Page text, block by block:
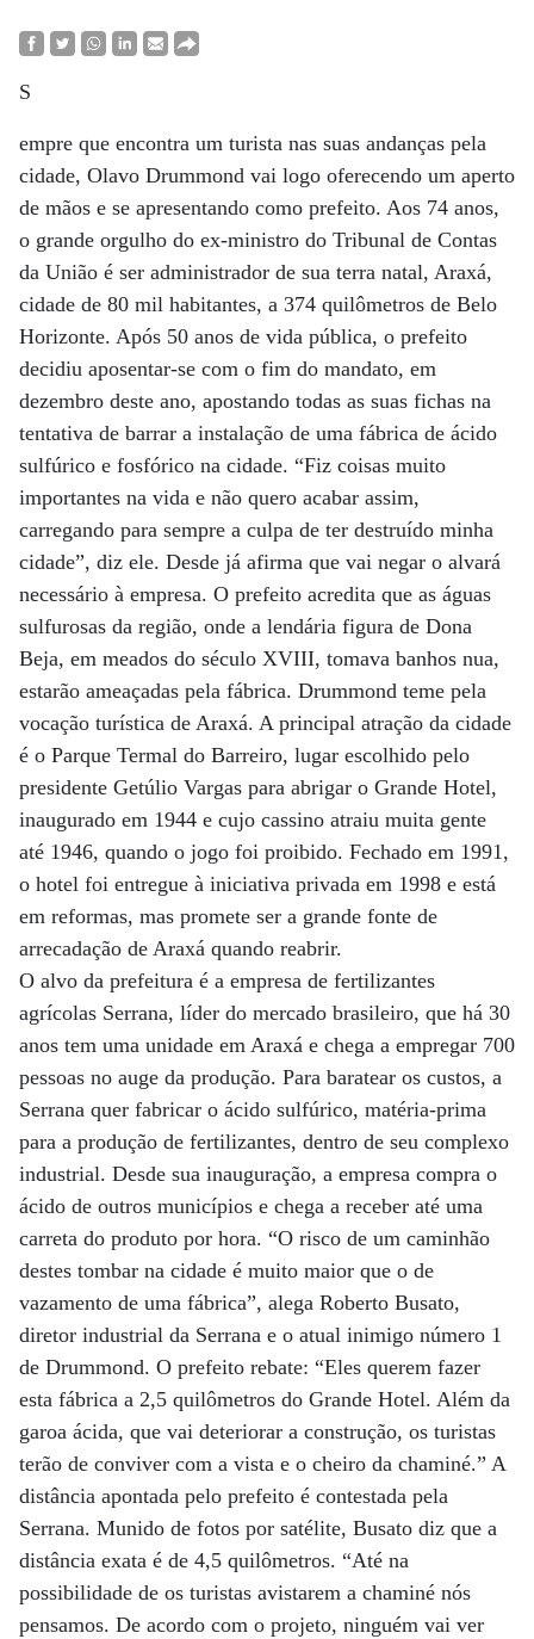
S
empre que encontra um turista nas suas andanças pela
cidade, Olavo Drummond vai logo oferecendo um aperto
de mãos e se apresentando como prefeito. Aos 74 anos,
o grande orgulho do ex-ministro do Tribunal de Contas
da União é ser administrador de sua terra natal, Araxá,
cidade de 80 mil habitantes, a 374 quilômetros de Belo
Horizonte. Após 50 anos de vida pública, o prefeito
decidiu aposentar-se com o fim do mandato, em
dezembro deste ano, apostando todas as suas fichas na
tentativa de barrar a instalação de uma fábrica de ácido
sulfúrico e fosfórico na cidade. “Fiz coisas muito
importantes na vida e não quero acabar assim,
carregando para sempre a culpa de ter destruído minha
cidade”, diz ele. Desde já afirma que vai negar o alvará
necessário à empresa. O prefeito acredita que as águas
sulfurosas da região, onde a lendária figura de Dona
Beja, em meados do século XVIII, tomava banhos nua,
estarão ameaçadas pela fábrica. Drummond teme pela
vocação turística de Araxá. A principal atração da cidade
é o Parque Termal do Barreiro, lugar escolhido pelo
presidente Getúlio Vargas para abrigar o Grande Hotel,
inaugurado em 1944 e cujo cassino atraiu muita gente
até 1946, quando o jogo foi proibido. Fechado em 1991,
o hotel foi entregue à iniciativa privada em 1998 e está
em reformas, mas promete ser a grande fonte de
arrecadação de Araxá quando reabrir.
O alvo da prefeitura é a empresa de fertilizantes
agrícolas Serrana, líder do mercado brasileiro, que há 30
anos tem uma unidade em Araxá e chega a empregar 700
pessoas no auge da produção. Para baratear os custos, a
Serrana quer fabricar o ácido sulfúrico, matéria-prima
para a produção de fertilizantes, dentro de seu complexo
industrial. Desde sua inauguração, a empresa compra o
ácido de outros municípios e chega a receber até uma
carreta do produto por hora. “O risco de um caminhão
destes tombar na cidade é muito maior que o de
vazamento de uma fábrica”, alega Roberto Busato,
diretor industrial da Serrana e o atual inimigo número 1
de Drummond. O prefeito rebate: “Eles querem fazer
esta fábrica a 2,5 quilômetros do Grande Hotel. Além da
garoa ácida, que vai deteriorar a construção, os turistas
terão de conviver com a vista e o cheiro da chaminé.” A
distância apontada pelo prefeito é contestada pela
Serrana. Munido de fotos por satélite, Busato diz que a
distância exata é de 4,5 quilômetros. “Até na
possibilidade de os turistas avistarem a chaminé nós
pensamos. De acordo com o projeto, ninguém vai ver